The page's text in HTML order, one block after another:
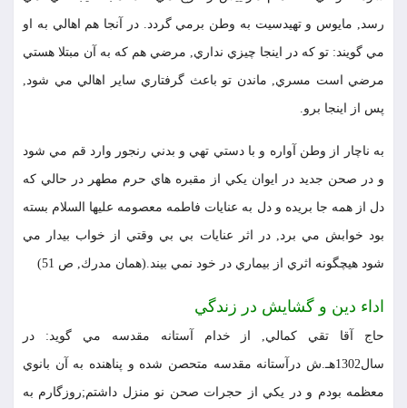
رسد, مايوس و تهيدسيت به وطن برمي گردد. در آنجا هم اهالي به او
مي گويند: تو كه در اينجا چيزي نداري, مرضي هم كه به آن مبتلا هستي
مرضي است مسري, ماندن تو باعث گرفتاري ساير اهالي مي شود,
پس از اينجا برو.
به ناچار از وطن آواره و با دستي تهي و بدني رنجور وارد قم مي شود
و در صحن جديد در ايوان يكي از مقبره هاي حرم مطهر در حالي كه
دل از همه جا بريده و دل به عنايات فاطمه معصومه عليها السلام بسته
بود خوابش مي برد, در اثر عنايات بي بي وقتي از خواب بيدار مي
شود هيچگونه اثري از بيماري در خود نمي بيند.(همان مدرك, ص 51)
اداء دين و گشايش در زندگي
حاج آقا تقي كمالي, از خدام آستانه مقدسه مي گويد: در
سال1302هـ.ش درآستانه مقدسه متحصن شده و پناهنده به آن بانوي
معظمه بودم و در يكي از حجرات صحن نو منزل داشتم;روزگارم به